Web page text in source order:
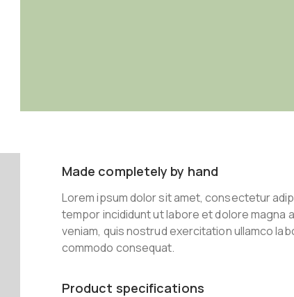
Made completely by hand
Lorem ipsum dolor sit amet, consectetur
tempor incididunt ut labore et dolore magna
veniam, quis nostrud exercitation ullamco
commodo consequat.
Product specifications